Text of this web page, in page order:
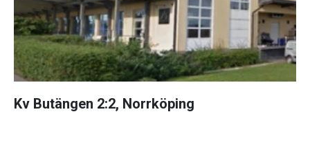
Kv Butängen 2:2, Norrköping